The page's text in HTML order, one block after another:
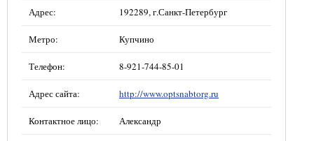
Адрес: 192289, г.Санкт-Петербург
Метро: Купчино
Телефон: 8-921-744-85-01
Адрес сайта: http://www.optsnabtorg.ru
Контактное лицо: Александр